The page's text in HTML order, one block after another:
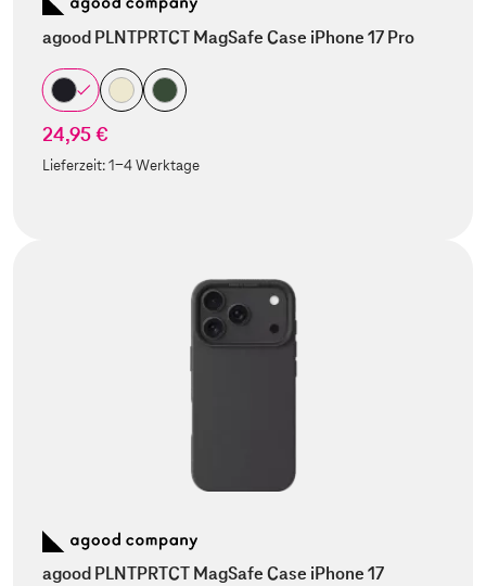
agood PLNTPRTCT MagSafe Case iPhone 17 Pro
24,95 €
Lieferzeit:1-4 Werktage
agood PLNTPRTCT MagSafe Case iPhone 17